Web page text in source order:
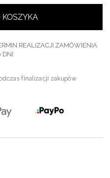
KOSZYKA
REALIZACJI ZAMÓWIENIA
DNI
finalizacji zakupów